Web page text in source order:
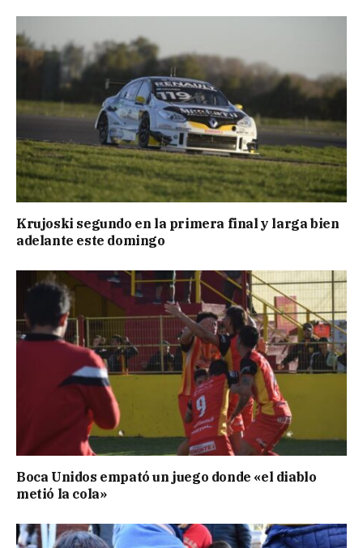
Krujoski segundo en la primera final y larga bien
adelante este domingo
Boca Unidos empató un juego donde «el diablo
metió la cola»